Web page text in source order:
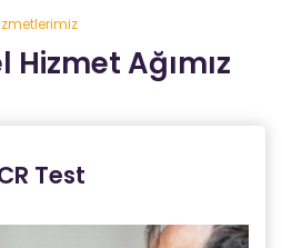
Ağımız
Test